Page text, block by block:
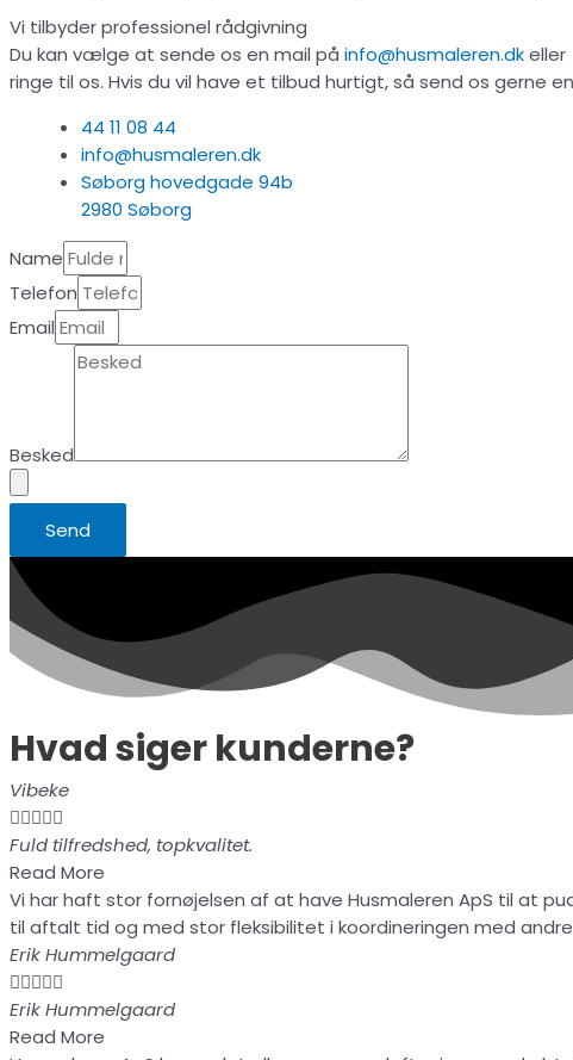
Vi tilbyder professionel rådgivning
Du kan vælge at sende os en mail på info@husmaleren.dkeller
ringe til os. Hvis du vil have et tilbud hurtigt, så send os gerne
44 11 08 44
info@husmaleren.dk
Søborg hovedgade 94b
2980 Søborg
Name
Telefon
Email
Besked
Send
Hvad siger kunderne?
Vibeke

Fuld tilfredshed, topkvalitet.
Read More
Vi har haft stor fornøjelsen af at have Husmaleren ApS til at
til aftalt tid og med stor fleksibilitet i koordineringen med
Erik Hummelgaard

Erik Hummelgaard
Read More